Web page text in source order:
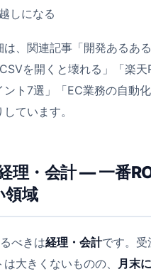
しになる
は、関連記事「開発あるあ
を開くと壊れる 」「楽天
ント7選 」「EC業務の自動
ています。
・会計 ― 一番
領域
べきは経理・会計です。受
大きくないものの、 月末